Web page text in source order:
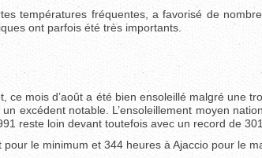
températures fréquentes, a favorisé de
ont parfois été très importants.
ce mois d’août a été bien ensoleillé malgré une
excédent notable. L’ensoleillement moyen
reste loin devant toutefois avec un record de
le minimum et 344 heures à Ajaccio pour le